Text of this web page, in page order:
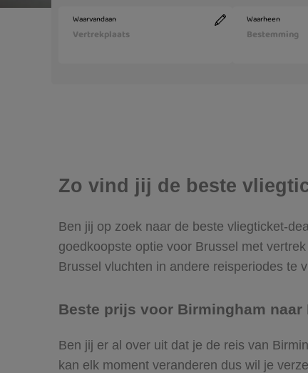
Zo vind jij de beste
Ben jij op zoek naar de beste vliegticket-
goedkoopste optie voor Brussel met
Brussel vluchten in andere reisperiodes te
Beste prijs voor Birmingham naar
Ben jij er al over uit dat je de reis van
kan elk moment veranderen dus wil je